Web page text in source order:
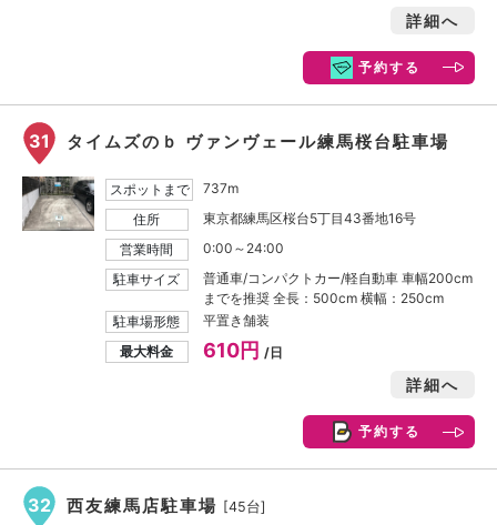
詳細へ
予約する
31 タイムズのｂ ヴァンヴェール練馬桜台駐車場
スポットまで
737m
住所
東京都練馬区桜台5丁目43番地16号
営業時間
0:00～24:00
駐車サイズ
普通車/コンパクトカー/軽自動車 車幅200cm
までを推奨 全長：500cm 横幅：250cm
駐車場形態
平置き舗装
最大料金
610円 /日
詳細へ
予約する
32 西友練馬店駐車場 [45台]